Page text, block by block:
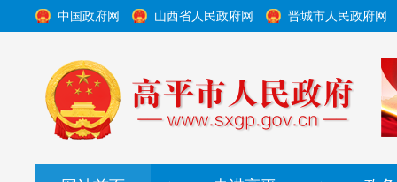
中国政府网 山西省人民政府网 晋城市人民政府网